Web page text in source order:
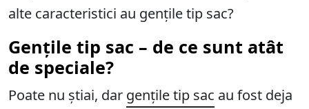
alte caracteristici au gențile tip sac?
Gențile tip sac – de ce sunt atât
de speciale?
Poate nu știai, dar gențile tip sac au fost deja